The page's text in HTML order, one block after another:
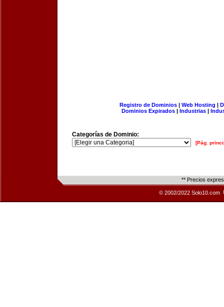
Registro de Dominios| Web Hosting |
Dominios Expirados | Industrias |
Categorías de Dominio:
[Pág.
** Precios
© 2002/2022 Solo10.com